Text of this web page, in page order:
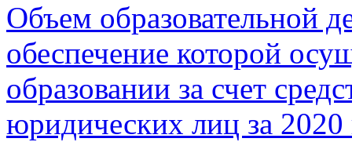
Объем образовательной
обеспечение которой
образовании за счет
юридических лиц за 2020